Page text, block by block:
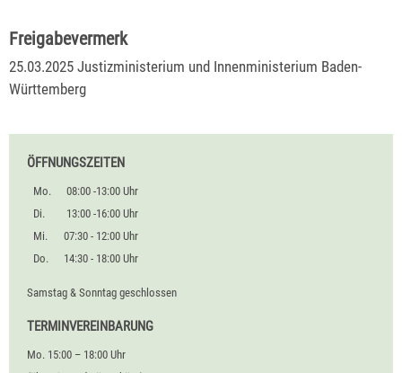
Freigabevermerk
25.03.2025 Justizministerium und Innenministerium Baden-
Württemberg
ÖFFNUNGSZEITEN
Mo.
08:00 -13:00 Uhr
Di.
13:00 -16:00 Uhr
Mi.
07:30 - 12:00 Uhr
Do.
14:30 - 18:00 Uhr
Samstag & Sonntag geschlossen
TERMINVEREINBARUNG
Mo. 15:00 – 18:00 Uhr